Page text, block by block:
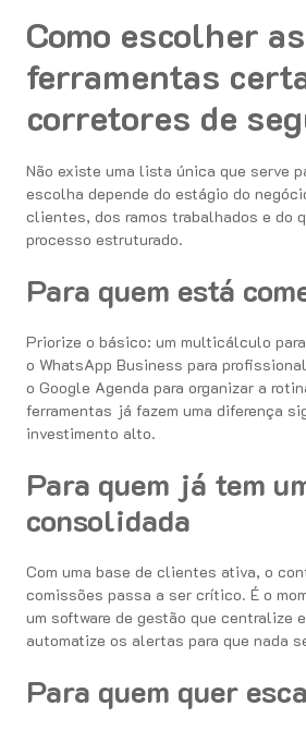
Como escolher as
ferramentas
corretores de
Não existe uma lista única que serve
escolha depende do estágio do
clientes, dos ramos trabalhados e do
processo estruturado.
Para quem está
Priorize o básico: um multicálculo
o WhatsApp Business para
o Google Agenda para organizar a
ferramentas já fazem uma diferença
investimento alto.
Para quem já tem
consolidada
Com uma base de clientes ativa, o
comissões passa a ser crítico. É o
um software de gestão que centralize
automatize os alertas para que nada
Para quem quer